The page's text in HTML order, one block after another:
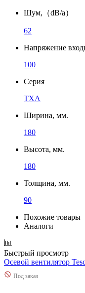
Шум,（dB/a）
62
Напряжение
100
Серия
TXA
Ширина, мм.
180
Высота, мм.
180
Толщина, мм.
90
Похожие товары
Аналоги
Быстрый просмотр
Осевой вентилятор
Под заказ